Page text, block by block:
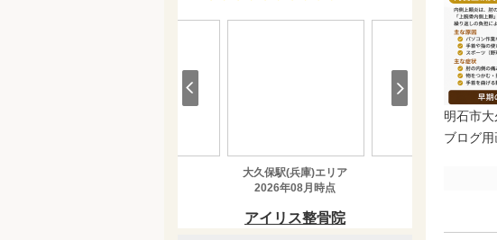
明石市
ブログ